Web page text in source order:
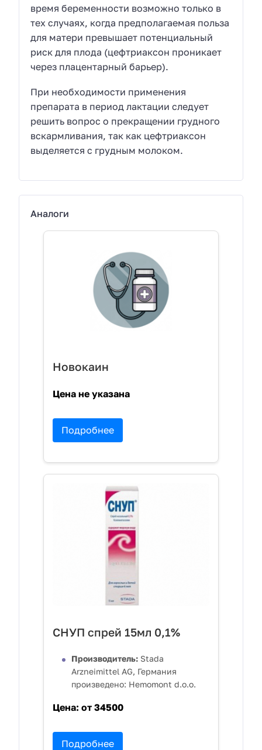
время беременности возможно только в
тех случаях, когда предполагаемая польза
для матери превышает потенциальный
риск для плода (цефтриаксон проникает
через плацентарный барьер).
При необходимости применения
препарата в период лактации следует
решить вопрос о прекращении грудного
вскармливания, так как цефтриаксон
выделяется с грудным молоком.
Аналоги
Новокаин
Цена не указана
Подробнее
СНУП спрей 15мл 0,1%
Производитель: Stada
Arzneimittel AG, Германия
произведено: Hemomont d.o.o.
Цена: от 34500
Подробнее